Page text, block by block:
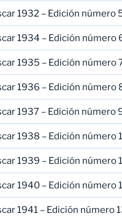
1932 – Edición número
1934 – Edición número
1935 – Edición número
1936 – Edición número
1937 – Edición número
1938 – Edición número
1939 – Edición número
1940 – Edición número
1941 – Edición número